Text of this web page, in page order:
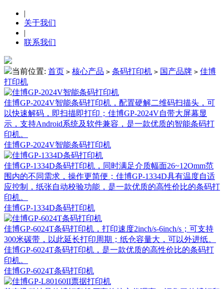
|
关于我们
|
联系我们
当前位置: 首页 > 核心产品 > 条码打印机 > 国产品牌 > 佳博
打印机
佳博GP-2024V智能条码打印机，配置硬解二维码扫描头，可
以快速解码，即扫描即打印；佳博GP-2024V自带大屏幕显
示，支持Android系统及软件兼容​，是一款优质的智能条码打
印机。
佳博GP-2024V智能条码打印机
佳博GP-1334D条码打印机，同时满足介质幅面26~12Omm范
围内的不同需求，操作更简便；佳博GP-1334D​具有温度自适
应控制，纸张自动校验功能，是一款优质的高性价比的条码打
印机。
佳博GP-1334D条码打印机
佳博GP-6024T条码打印机，打印速度2inch/s-6inch/s；可支持
300米碳带，以此延长打印周期；纸仓容量大，可以外进纸。
佳博GP-6024T条码打印机，是一款优质的高性价比的条码打
印机。
佳博GP-6024T条码打印机